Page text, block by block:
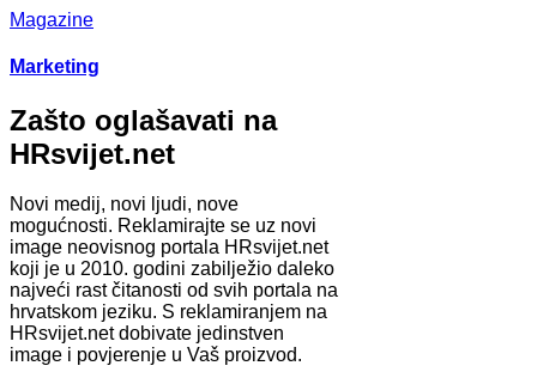
Magazine
Marketing
Zašto oglašavati na
HRsvijet.net
Novi medij, novi ljudi, nove
mogućnosti. Reklamirajte se uz novi
image neovisnog portala HRsvijet.net
koji je u 2010. godini zabilježio daleko
najveći rast čitanosti od svih portala na
hrvatskom jeziku. S reklamiranjem na
HRsvijet.net dobivate jedinstven
image i povjerenje u Vaš proizvod.